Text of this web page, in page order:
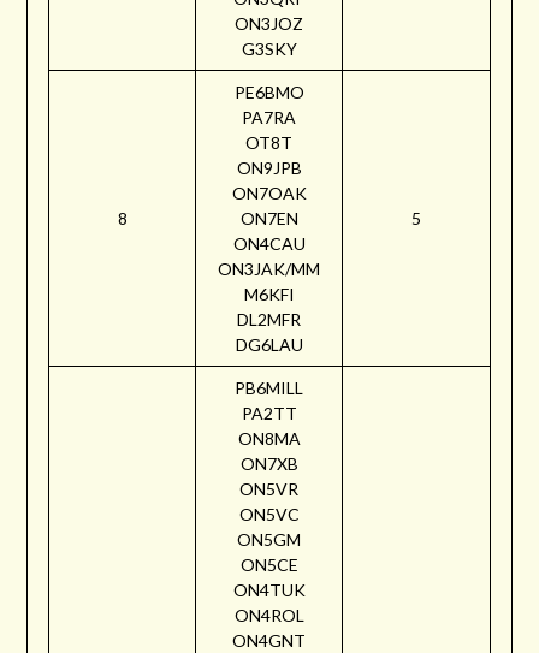
ON3JOZ
G3SKY
8
PE6BMO
PA7RA
OT8T
ON9JPB
ON7OAK
ON7EN
ON4CAU
ON3JAK/MM
M6KFI
DL2MFR
DG6LAU
5
PB6MILL
PA2TT
ON8MA
ON7XB
ON5VR
ON5VC
ON5GM
ON5CE
ON4TUK
ON4ROL
ON4GNT